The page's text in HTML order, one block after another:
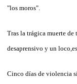
"los moros".
Tras la trágica muerte de
desaprensivo y un
Cinco días de violencia